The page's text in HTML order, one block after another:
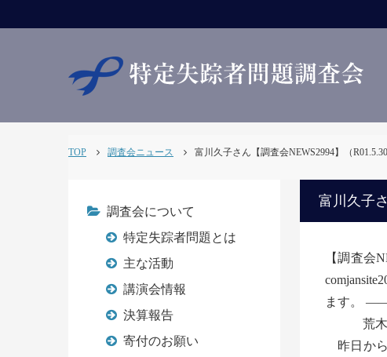
TOP 調査会ニュース 富川久子さん【調査会NEWS2994】（R01.5.30
富川久子
【調査会
ます。
荒木
昨日から
調査会について
特定失踪者問題とは
主な活動
講演会情報
決算報告
寄付のお願い